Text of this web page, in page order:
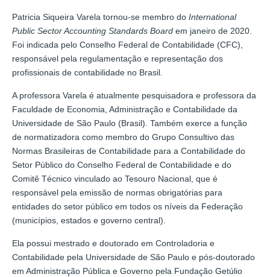
Patricia Siqueira Varela tornou-se membro do International
Public Sector Accounting Standards Board em janeiro de 2020.
Foi indicada pelo Conselho Federal de Contabilidade (CFC),
responsável pela regulamentação e representação dos
profissionais de contabilidade no Brasil.
A professora Varela é atualmente pesquisadora e professora da
Faculdade de Economia, Administração e Contabilidade da
Universidade de São Paulo (Brasil). Também exerce a função
de normatizadora como membro do Grupo Consultivo das
Normas Brasileiras de Contabilidade para a Contabilidade do
Setor Público do Conselho Federal de Contabilidade e do
Comitê Técnico vinculado ao Tesouro Nacional, que é
responsável pela emissão de normas obrigatórias para
entidades do setor público em todos os níveis da Federação
(municípios, estados e governo central).
Ela possui mestrado e doutorado em Controladoria e
Contabilidade pela Universidade de São Paulo e pós-doutorado
em Administração Pública e Governo pela Fundação Getúlio